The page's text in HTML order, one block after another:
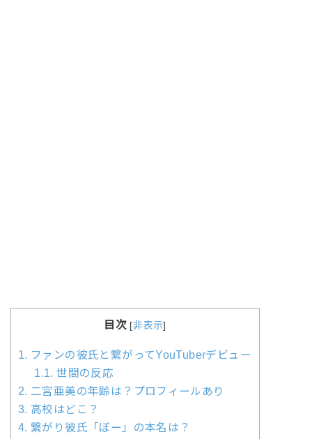
目次 [非表示]
1. ファンの彼氏と繋がってYouTuberデビュー
1.1. 世間の反応
2. 二宮亜美の年齢は？プロフィールあり
3. 高校はどこ？
4. 繋がり彼氏「ぼー」の本名は？